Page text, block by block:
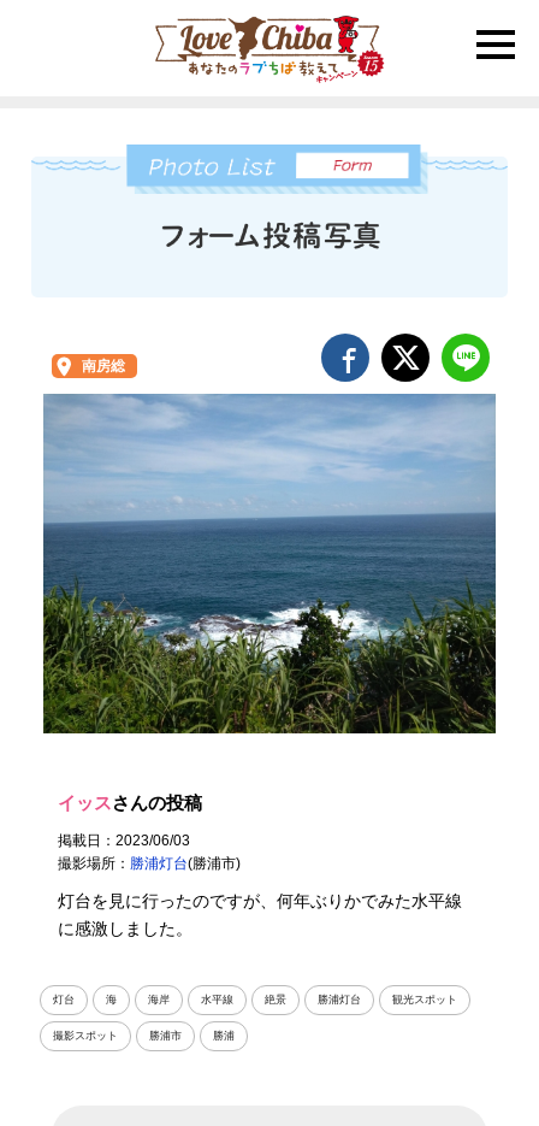
toggle
南房総
イッスさんの投稿
掲載日：2023/06/03
撮影場所： 勝浦灯台(勝浦市)
灯台を見に行ったのですが、何年ぶりかでみた水平線
に感激しました。
灯台 海 海岸 水平線 絶景 勝浦灯台 観光スポット
撮影スポット 勝浦市 勝浦